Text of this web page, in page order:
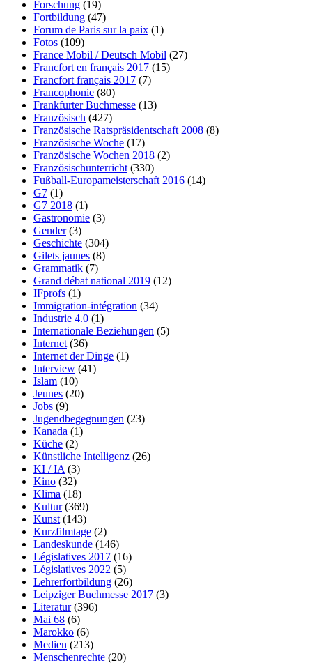
Forschung (19)
Fortbildung (47)
Forum de Paris sur la paix (1)
Fotos (109)
France Mobil / Deutsch Mobil (27)
Francfort en français 2017 (15)
Francfort français 2017 (7)
Francophonie (80)
Frankfurter Buchmesse (13)
Französisch (427)
Französische Ratspräsidentschaft 2008 (8)
Französische Woche (17)
Französische Wochen 2018 (2)
Französischunterricht (330)
Fußball-Europameisterschaft 2016 (14)
G7 (1)
G7 2018 (1)
Gastronomie (3)
Gender(3)
Geschichte (304)
Gilets jaunes (8)
Grammatik (7)
Grand débat national 2019 (12)
IFprofs (1)
Immigration-intégration (34)
Industrie 4.0 (1)
Internationale Beziehungen (5)
Internet (36)
Internet der Dinge (1)
Interview (41)
Islam (10)
Jeunes (20)
Jobs (9)
Jugendbegegnungen (23)
Kanada (1)
Küche (2)
Künstliche Intelligenz (26)
KI / IA (3)
Kino (32)
Klima (18)
Kultur(369)
Kunst (143)
Kurzfilmtage (2)
Landeskunde (146)
Législatives 2017 (16)
Législatives 2022 (5)
Lehrerfortbildung (26)
Leipziger Buchmesse 2017 (3)
Literatur(396)
Mai 68 (6)
Marokko (6)
Medien (213)
Menschenrechte (20)